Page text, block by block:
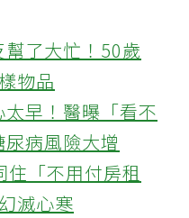
了大忙！50歲
物品
早！醫曝「看不
病風險大增
「不用付房租
滅心寒